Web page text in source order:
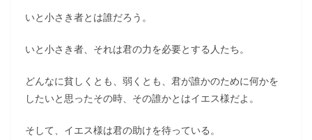
いと小さき者とは誰だろう。
いと小さき者、それは君の力を必要とする人たち。
どんなに貧しくとも、弱くとも、君が誰かのために何かを
したいと思ったその時、その誰かとはイエス様だよ。
そして、イエス様は君の助けを待っている。